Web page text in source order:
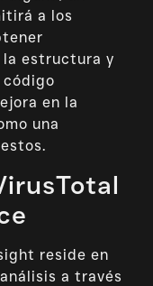
a los
la estructura y
en la
una
reside en
a través